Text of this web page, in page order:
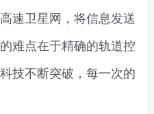
速卫星网，将信息发送
难点在于精确的轨道控
技不断突破，每一次的